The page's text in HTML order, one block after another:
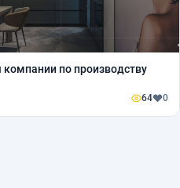
компании по производству
64 0